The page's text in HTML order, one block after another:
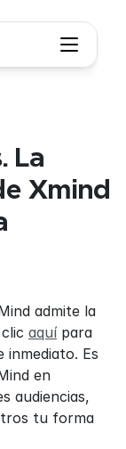
La
Xmind
admite la
aquí para
inmediato. Es
en
audiencias,
tu forma